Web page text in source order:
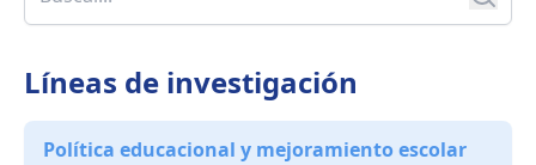
Líneas de investigación
Política educacional y mejoramiento escolar